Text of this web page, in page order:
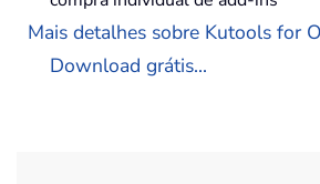
Mais detalhes sobre Kutools for
Download grátis...